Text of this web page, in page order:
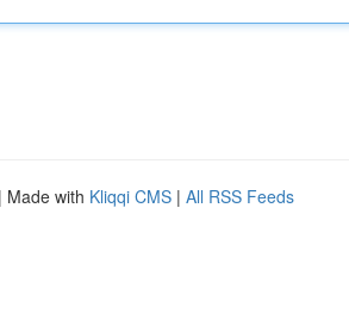
| Made with Kliqqi CMS | All RSS Feeds